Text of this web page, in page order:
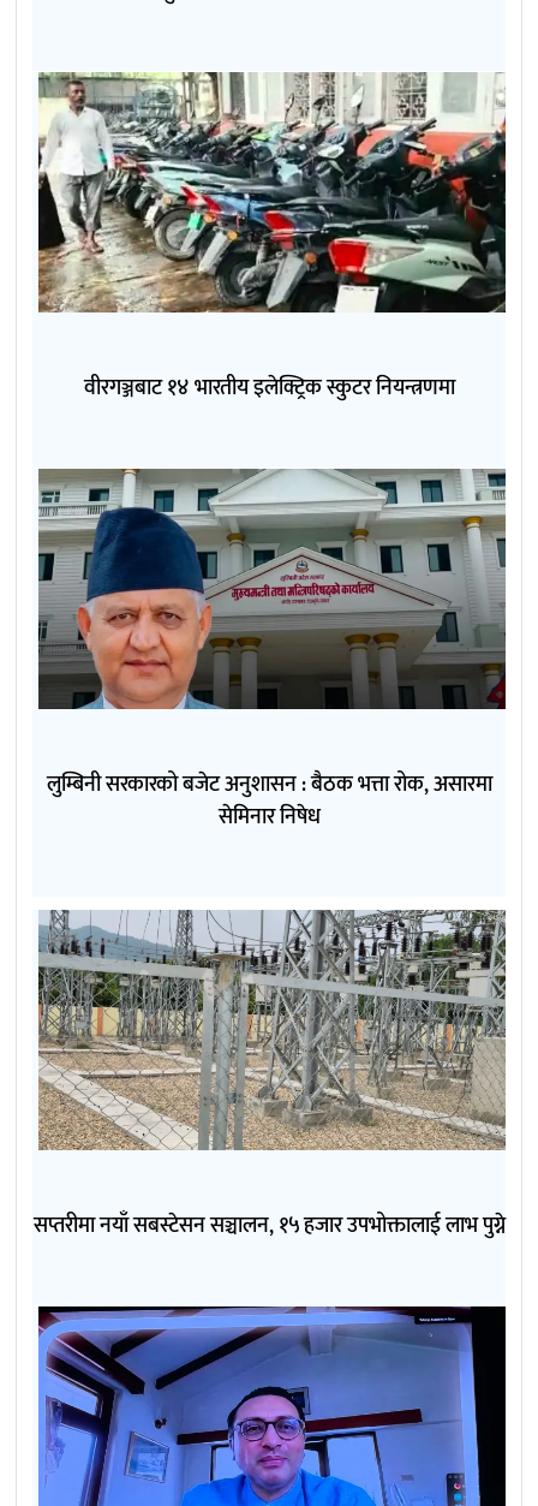
वीरगञ्जबाट १४ भारतीय इलेक्ट्रिक स्कुटर नियन्त्रणमा
लुम्बिनी सरकारको बजेट अनुशासन : बैठक भत्ता रोक, असारमा
सेमिनार निषेध
सप्तरीमा नयाँ सबस्टेसन सञ्चालन, १५ हजार उपभोक्तालाई लाभ पुग्ने